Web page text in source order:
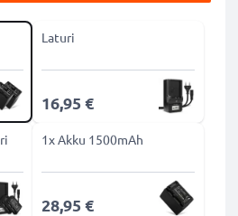
Laturi
16,95 €
1x Akku 1500mAh
28,95 €